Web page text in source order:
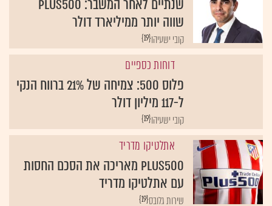
שנתיים לאחר המשבר: Plus500
שווה יותר ממיליארד דולר
{19}קובי ישעיהו
דוחות כספיים
פלוס 500: צמיחה של 21% ברווח הנקי
ל-117 מיליון דולר
{19}קובי ישעיהו
אתלטיקו מדריד
PLUS500 מאריכה את הסכם החסות
עם אתלטיקו מדריד
{19}שירות גלובס